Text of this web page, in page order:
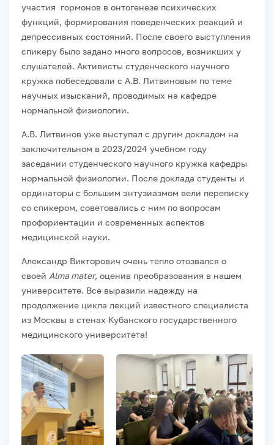
участия гормонов в онтогенезе психических
функций, формирования поведенческих реакций и
депрессивных состояний. После своего выступления
спикеру было задано много вопросов, возникших у
слушателей. Активисты студенческого научного
кружка побеседовали с А.В. Литвиновым по теме
научных изысканий, проводимых на кафедре
нормальной физиологии.
А.В. Литвинов уже выступал с другим докладом на
заключительном в 2023/2024 учебном году
заседании студенческого научного кружка кафедры
нормальной физиологии. После доклада студенты и
ординаторы с большим энтузиазмом вели переписку
со спикером, советовались с ним по вопросам
профориентации и современных аспектов
медицинской науки.
Александр Викторович очень тепло отозвался о
своей Alma mater, оценив преобразования в нашем
университете. Все выразили надежду на
продолжение цикла лекций известного специалиста
из Москвы в стенах Кубанского государственного
медицинского университета!